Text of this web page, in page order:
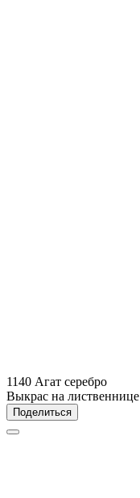
1140 Агат серебро
Выкрас на лиственнице
Поделиться